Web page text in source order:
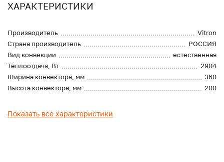
ХАРАКТЕРИСТИКИ
Производитель
Vitron
Страна производитель
РОССИЯ
Вид конвекции
естественная
Теплоотдача, Вт
2904
Ширина конвектора, мм
360
Высота конвектора, мм
200
Показать все характеристики